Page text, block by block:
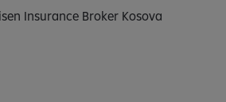
Insurance Broker Kosova